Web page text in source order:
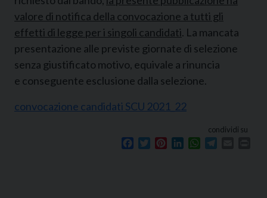
valore di notifica della convocazione a tutti gli
effetti di legge per i singoli candidati. La mancata
presentazione alle previste giornate di selezione
senza giustificato motivo, equivale a rinuncia
e conseguente esclusione dalla selezione.
convocazione candidati SCU 2021_22
condividi su
Facebook
TwitterPinterestLinkedInWhatsApp